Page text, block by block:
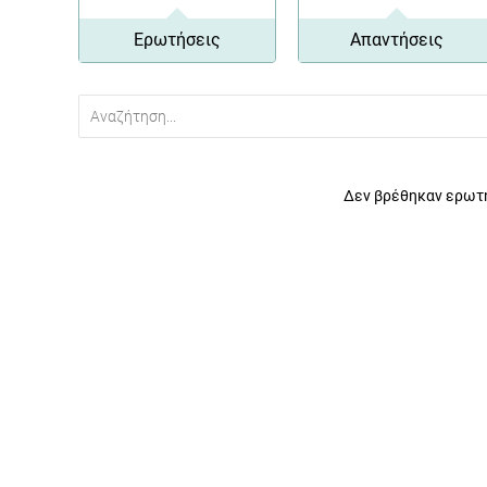
Ερωτήσεις Απαντήσεις
Δεν βρέθηκαν